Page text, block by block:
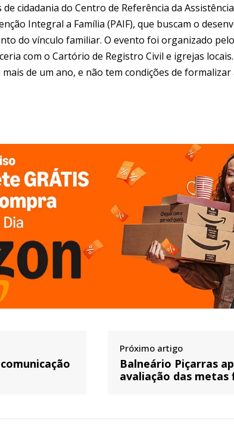
cidadania do Centro de Referência da
Integral a Família (PAIF), que buscam o
do vínculo familiar. O evento foi organizado
com o Cartório de Registro Civil e igrejas
de um ano, e não tem condições de formalizar
Próximo artigo
Balneário Piçarras
avaliação das metas